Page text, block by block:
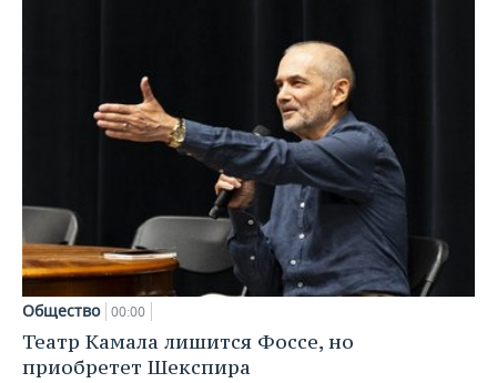
Общество 00:00
Театр Камала лишится Фоссе, но
приобретет Шекспира